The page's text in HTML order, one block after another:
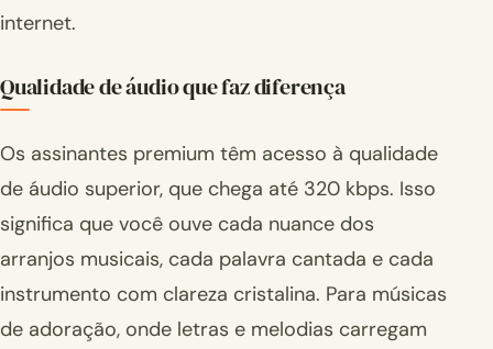
internet.
Qualidade de áudio que faz diferença
Os assinantes premium têm acesso à qualidade
de áudio superior, que chega até 320 kbps. Isso
significa que você ouve cada nuance dos
arranjos musicais, cada palavra cantada e cada
instrumento com clareza cristalina. Para músicas
de adoração, onde letras e melodias carregam